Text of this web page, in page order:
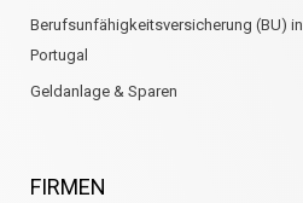
Berufsunfähigkeitsversicherung (BU) in
Portugal
Geldanlage & Sparen
FIRMEN